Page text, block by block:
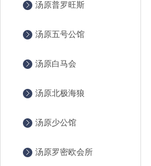
汤原普罗旺斯
汤原五号公馆
汤原白马会
汤原北极海狼
汤原少公馆
汤原罗密欧会所